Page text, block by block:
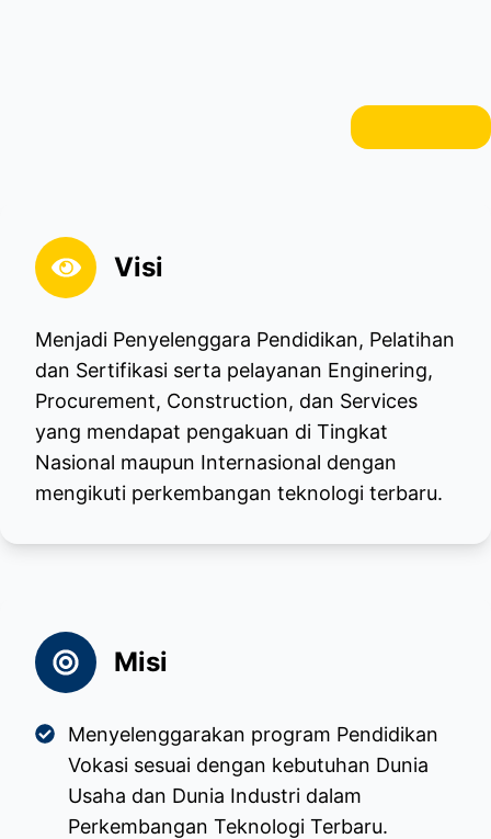
Visi
Menjadi Penyelenggara Pendidikan, Pelatihan
dan Sertifikasi serta pelayanan Enginering,
Procurement, Construction, dan Services
yang mendapat pengakuan di Tingkat
Nasional maupun Internasional dengan
mengikuti perkembangan teknologi terbaru.
Misi
Menyelenggarakan program Pendidikan
Vokasi sesuai dengan kebutuhan Dunia
Usaha dan Dunia Industri dalam
Perkembangan Teknologi Terbaru.